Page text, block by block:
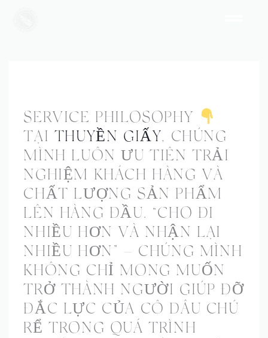
SERVICE PHILOSOPHY
TẠI
THUYỀN GIẤY, CHÚNG
MÌNH LUÔN ƯU TIÊN TRẢI
NGHIỆM KHÁCH HÀNG VÀ
CHẤT LƯỢNG SẢN PHẨM
LÊN HÀNG ĐẦU. “CHO ĐI
NHIỀU HƠN VÀ NHẬN LẠI
NHIỀU HƠN” – CHÚNG MÌNH
KHÔNG CHỈ MONG MUỐN
TRỞ THÀNH NGƯỜI GIÚP ĐỠ
ĐẮC LỰC CỦA CÔ DÂU CHÚ
RỂ TRONG QUÁ TRÌNH